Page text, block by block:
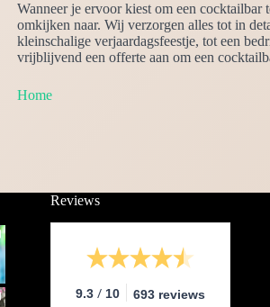
Wanneer je ervoor kiest om een cocktailbar
omkijken naar. Wij verzorgen alles tot in
kleinschalige verjaardagsfeestje, tot een
vrijblijvend een offerte aan om een
Home
Reviews
9.3 / 10 693 reviews